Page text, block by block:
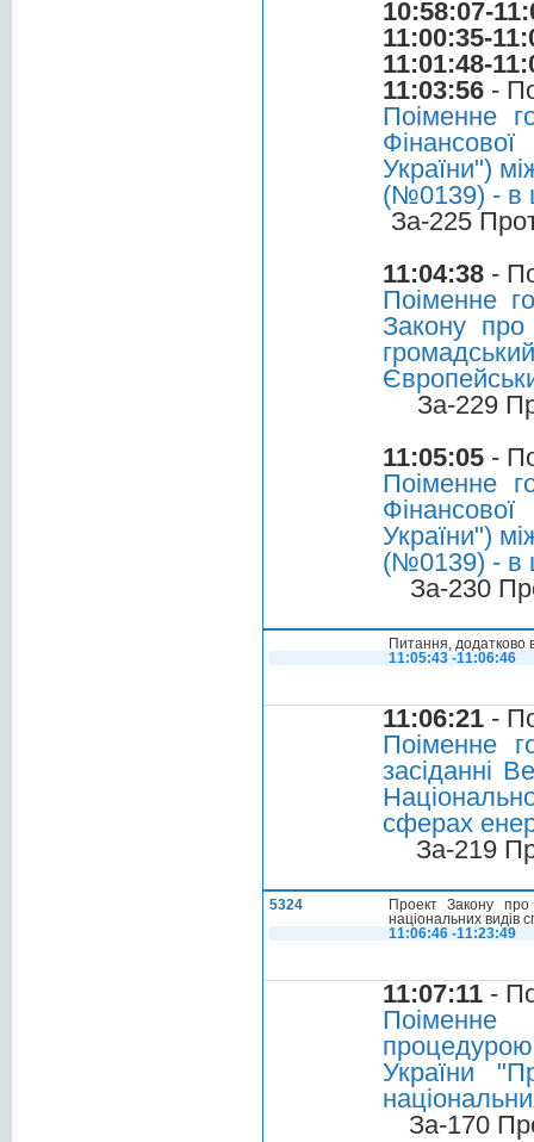
10:58:07-
11:00:35-
11:01:48-
11:03:56 -
Поіменне
України")
(№0139) - в
За-225
11:04:38 -
Поіменне
Закону про
За-229
11:05:05 -
Поіменне
України")
(№0139) - в
За-230
Питання, додатково
11:05:43 -11:06:46
11:06:21 -
Поіменне
засіданні
сферах
За-219
5324
Проект Закону
національних видів
11:06:46 -11:23:49
11:07:11 -
Поіменне
України
За-170